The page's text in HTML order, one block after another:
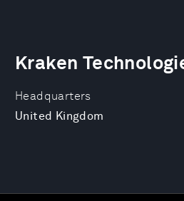
Headquarters
United Kingdom
Kraken